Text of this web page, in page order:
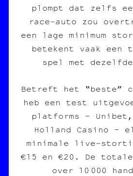
plompt dat zelfs
race‑auto zou
een lage minimum
betekent vaak een
spel met
Betreft het “beste”
heb een test
platforms – Unibet,
Holland Casino –
minimale
€15 en €20. De
over 10 000